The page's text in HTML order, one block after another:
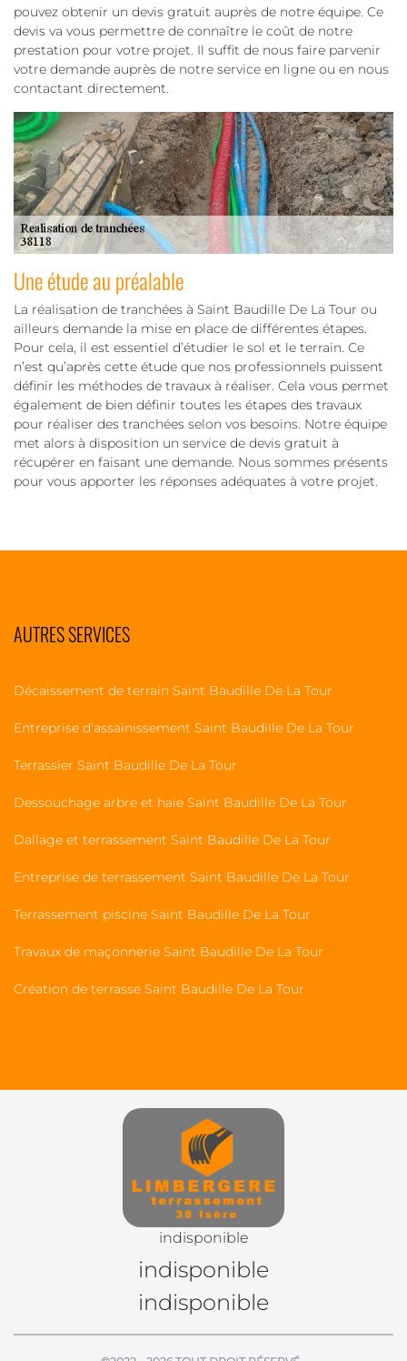
pouvez obtenir un devis gratuit auprès de notre équipe. Ce
devis va vous permettre de connaître le coût de notre
prestation pour votre projet. Il suffit de nous faire parvenir
votre demande auprès de notre service en ligne ou en nous
contactant directement.
Une étude au préalable
La réalisation de tranchées à Saint Baudille De La Tour ou
ailleurs demande la mise en place de différentes étapes.
Pour cela, il est essentiel d’étudier le sol et le terrain. Ce
n’est qu’après cette étude que nos professionnels puissent
définir les méthodes de travaux à réaliser. Cela vous permet
également de bien définir toutes les étapes des travaux
pour réaliser des tranchées selon vos besoins. Notre équipe
met alors à disposition un service de devis gratuit à
récupérer en faisant une demande. Nous sommes présents
pour vous apporter les réponses adéquates à votre projet.
AUTRES SERVICES
Décaissement de terrain Saint Baudille De La Tour
Entreprise d'assainissement Saint Baudille De La Tour
Terrassier Saint Baudille De La Tour
Dessouchage arbre et haie Saint Baudille De La Tour
Dallage et terrassement Saint Baudille De La Tour
Entreprise de terrassement Saint Baudille De La Tour
Terrassement piscine Saint Baudille De La Tour
Travaux de maçonnerie Saint Baudille De La Tour
Création de terrasse Saint Baudille De La Tour
indisponible
indisponible
indisponible